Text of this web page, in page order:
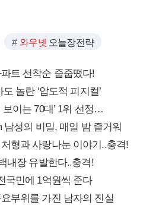
와우넷 오늘장전략
트 선착순 줍줍떴다!
놀란 ‘압도적 피지컬’
보이는 70대’ 1위 선정…
남성의 비밀, 매일 밤 즐거워
형과 사랑나눈 이야기..충격!
내장 유발한다..충격!
국민에 1억원씩 준다
부위를 가진 남자의 진실